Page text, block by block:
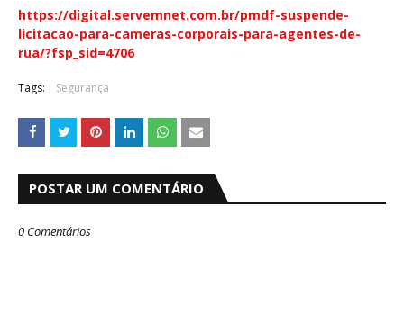
https://digital.servemnet.com.br/pmdf-suspende-
licitacao-para-cameras-corporais-para-agentes-de-
rua/?fsp_sid=4706
Tags: Segurança
POSTAR UM COMENTÁRIO
0 Comentários